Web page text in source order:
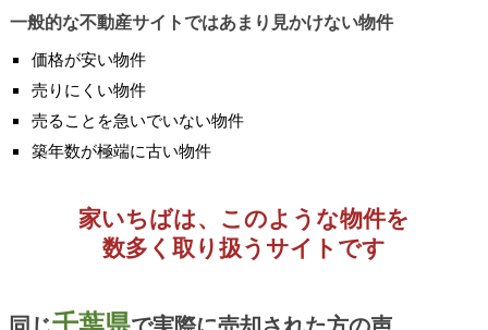
一般的な不動産サイトではあまり見かけない物件
価格が安い物件
売りにくい物件
売ることを急いでいない物件
築年数が極端に古い物件
家いちばは、このような物件を
数多く取り扱うサイトです